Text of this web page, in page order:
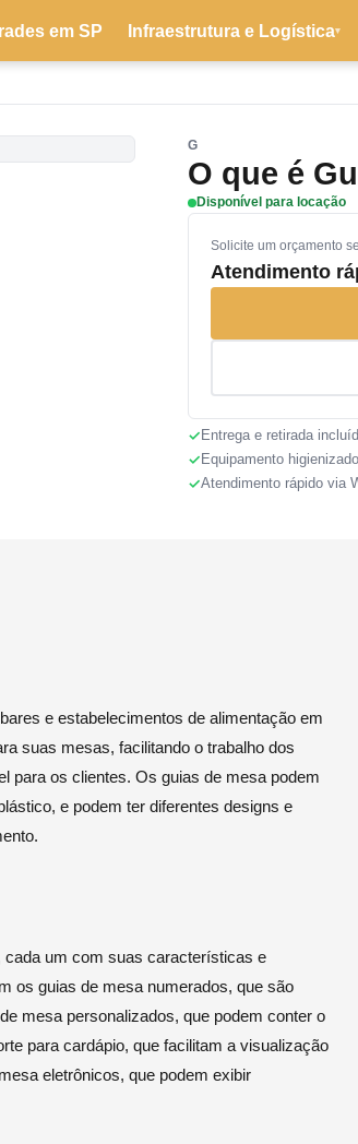
em SP Infraestrutura e Logística▾
G
O que é
Disponível para locação
Solicite um orçamento
Atendimento
Entrega e retirada
Equipamento
Atendimento rápido via
e estabelecimentos de alimentação em
suas mesas, facilitando o trabalho dos
para os clientes. Os guias de mesa podem
e podem ter diferentes designs e
um com suas características e
os guias de mesa numerados, que são
mesa personalizados, que podem conter o
para cardápio, que facilitam a visualização
eletrônicos, que podem exibir